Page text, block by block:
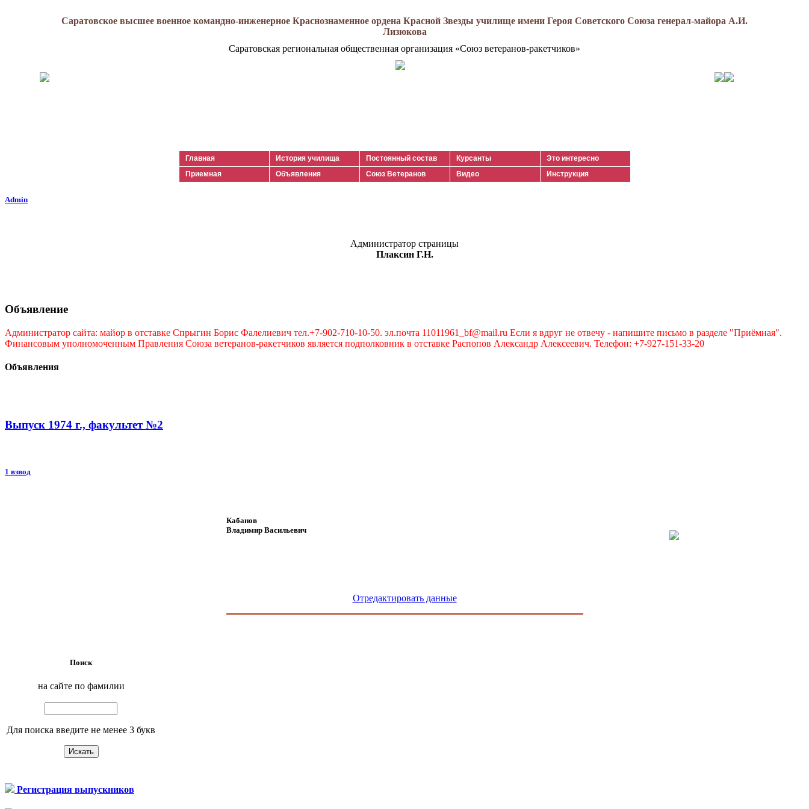
Саратовское высшее военное командно-инженерное Краснознаменное ордена Красной Звезды училище имени Героя Советского Союза генерал-майора А.И.
Лизюкова
Саратовская региональная общественная организация «Союз ветеранов-ракетчиков»
Главная История училища Постоянный состав Курсанты
Это интересно
Приемная
Объявления Союз Ветеранов Видео Инструкция
Admin
Администратор страницы
Плаксин Г.Н.
Объявление
Администратор сайта: майор в отставке Спрыгин Борис Фалелиевич тел.+7-902-710-10-50. эл.почта 11011961_bf@mail.ru Если я вдруг не отвечу - напишите письмо в разделе "Приёмная".
Финансовым уполномоченным Правления Союза ветеранов-ракетчиков является подполковник в отставке Распопов Александр Алексеевич. Телефон: +7-927-151-33-20
Объявления
Выпуск 1974 г., факультет №2
1 взвод
Кабанов
Владимир Васильевич
Отредактировать данные
Поиск
на сайте по фамилии
Для поиска введите не менее 3 букв
Регистрация выпускников